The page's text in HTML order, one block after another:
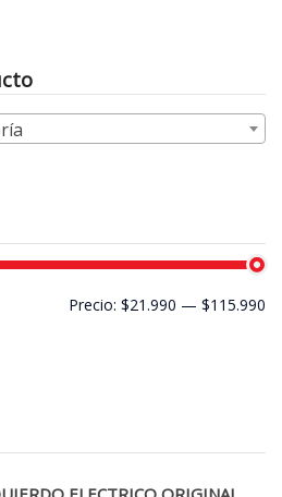
Precio: $21.990 — $115.990